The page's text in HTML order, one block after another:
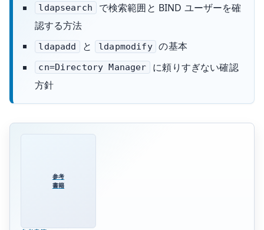
ldapsearch
で検索範囲と BIND ユーザーを確
認する方法
ldapadd と ldapmodify の基本
cn=Directory Manager
に頼りすぎない確認
方針
参考
書籍